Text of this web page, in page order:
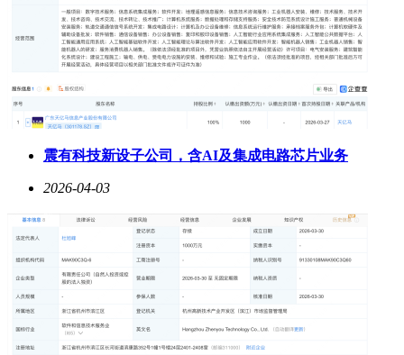
震有科技新设子公司，含AI及集成电路芯片业务
2026-04-03